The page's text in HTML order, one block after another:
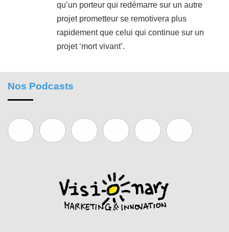
qu’un porteur qui redémarre sur un autre
projet prometteur se remotivera plus
rapidement que celui qui continue sur un
projet ‘mort vivant’.
Nos Podcasts